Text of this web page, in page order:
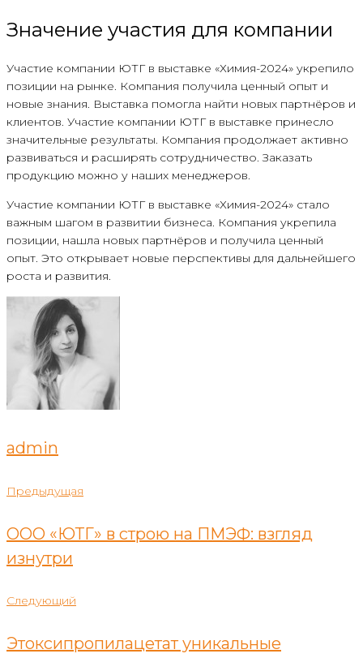
Значение участия для компании
Участие компании ЮТГ в выставке «Химия-2024» укрепило
позиции на рынке. Компания получила ценный опыт и
новые знания. Выставка помогла найти новых партнёров и
клиентов. Участие компании ЮТГ в выставке принесло
значительные результаты. Компания продолжает активно
развиваться и расширять сотрудничество. Заказать
продукцию можно у наших менеджеров.
Участие компании ЮТГ в выставке «Химия-2024» стало
важным шагом в развитии бизнеса. Компания укрепила
позиции, нашла новых партнёров и получила ценный
опыт. Это открывает новые перспективы для дальнейшего
роста и развития.
admin
Навигация
по
записям
Предыдущая
Предыдущая
ООО «ЮТГ» в строю на ПМЭФ: взгляд
изнутри
Следующий
Следующий
Этоксипропилацетат уникальные